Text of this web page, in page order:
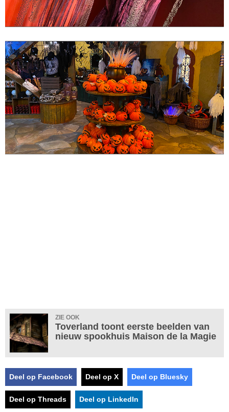
ZIE OOK
Toverland toont eerste beelden van
nieuw spookhuis Maison de la Magie
Deel op Facebook Deel op X Deel op Bluesky
Deel op Threads Deel op LinkedIn